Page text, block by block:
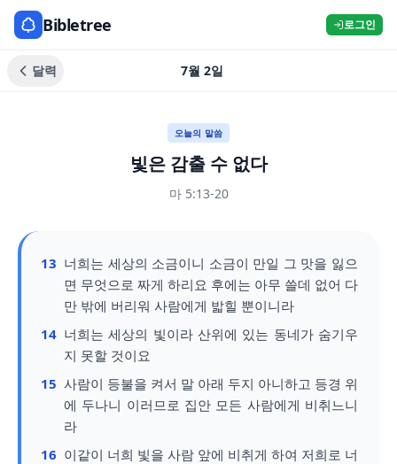
Bibletree 로그인
달력 7월 2일
오늘의 말씀
빛은 감출 수 없다
마 5:13-20
13 너희는 세상의 소금이니 소금이 만일 그 맛을 잃으
면 무엇으로 짜게 하리요 후에는 아무 쓸데 없어 다
만 밖에 버리워 사람에게 밟힐 뿐이니라
14 너희는 세상의 빛이라 산위에 있는 동네가 숨기우
지 못할 것이요
15 사람이 등불을 켜서 말 아래 두지 아니하고 등경 위
에 두나니 이러므로 집안 모든 사람에게 비취느니
라
16 이같이 너희 빛을 사람 앞에 비취게 하여 저희로 너